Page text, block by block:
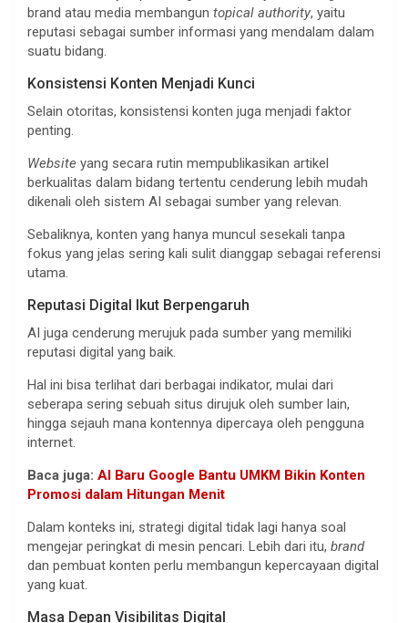
brand atau media membangun topical authority, yaitu
reputasi sebagai sumber informasi yang mendalam dalam
suatu bidang.
Konsistensi Konten Menjadi Kunci
Selain otoritas, konsistensi konten juga menjadi faktor
penting.
Website yang secara rutin mempublikasikan artikel
berkualitas dalam bidang tertentu cenderung lebih mudah
dikenali oleh sistem AI sebagai sumber yang relevan.
Sebaliknya, konten yang hanya muncul sesekali tanpa
fokus yang jelas sering kali sulit dianggap sebagai referensi
utama.
Reputasi Digital Ikut Berpengaruh
AI juga cenderung merujuk pada sumber yang memiliki
reputasi digital yang baik.
Hal ini bisa terlihat dari berbagai indikator, mulai dari
seberapa sering sebuah situs dirujuk oleh sumber lain,
hingga sejauh mana kontennya dipercaya oleh pengguna
internet.
Baca juga: AI Baru Google Bantu UMKM Bikin Konten
Promosi dalam Hitungan Menit
Dalam konteks ini, strategi digital tidak lagi hanya soal
mengejar peringkat di mesin pencari. Lebih dari itu, brand
dan pembuat konten perlu membangun kepercayaan digital
yang kuat.
Masa Depan Visibilitas Digital